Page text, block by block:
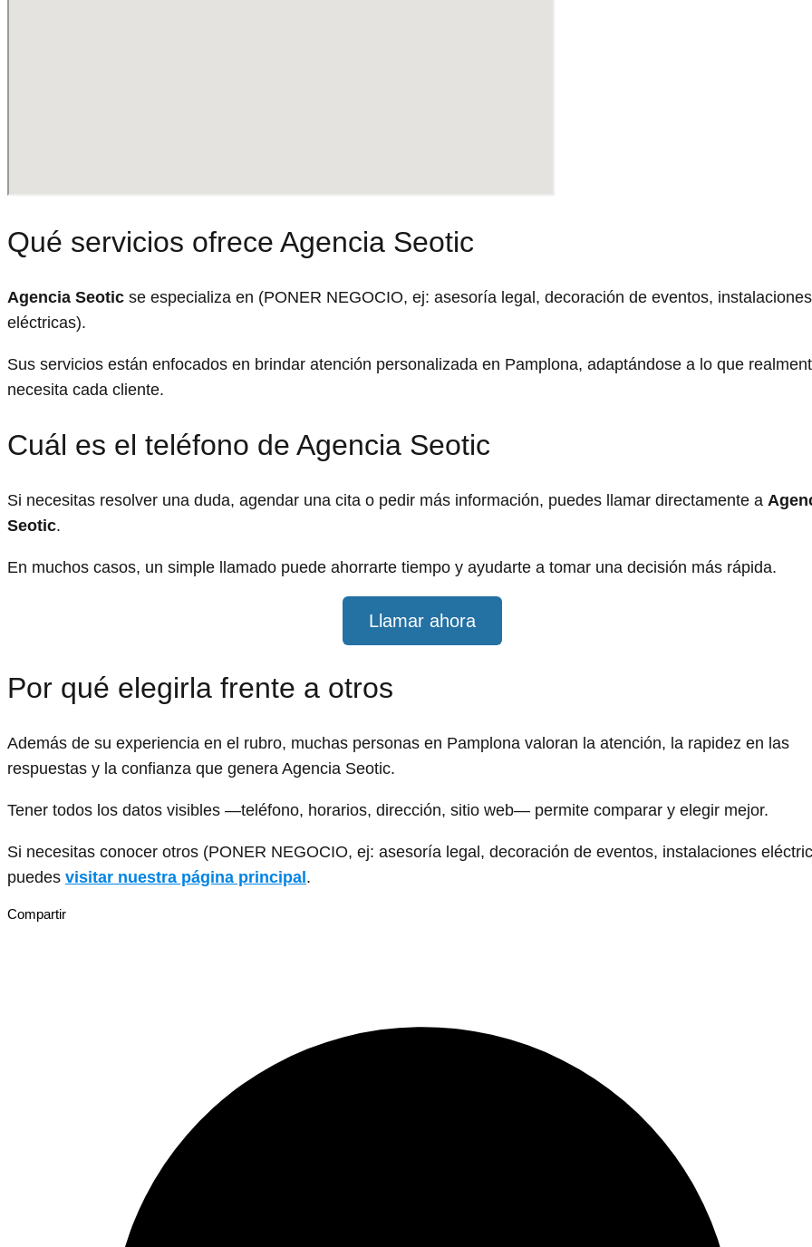
Qué servicios ofrece Agencia Seotic
Agencia Seotic se especializa en (PONER NEGOCIO, ej: asesoría legal, decoración de eventos, instalaciones
eléctricas).
Sus servicios están enfocados en brindar atención personalizada en Pamplona, adaptándose a lo que
necesita cada cliente.
Cuál es el teléfono de Agencia Seotic
Si necesitas resolver una duda, agendar una cita o pedir más información, puedes llamar directamente a
Seotic.
En muchos casos, un simple llamado puede ahorrarte tiempo y ayudarte a tomar una decisión más rápida.
Llamar ahora
Por qué elegirla frente a otros
Además de su experiencia en el rubro, muchas personas en Pamplona valoran la atención, la rapidez en las
respuestas y la confianza que genera Agencia Seotic.
Tener todos los datos visibles —teléfono, horarios, dirección, sitio web— permite comparar y elegir mejor.
Si necesitas conocer otros (PONER NEGOCIO, ej: asesoría legal, decoración de eventos, instalaciones
puedes visitar nuestra página principal .
Compartir